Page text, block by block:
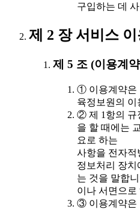
구입하는 데
제 2 장 서비스
제 5 조 (이용계
① 이용계약은
육정보원의 이
② 제 1항의 규
을 할 때에는
요로 하는
사항을 전자적
정보처리 장
는 것을 말합
이나 서면으로
③ 이용계약은